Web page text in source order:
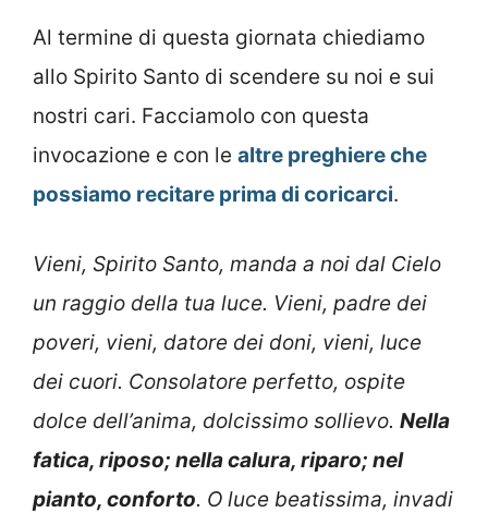
Al termine di questa giornata chiediamo
allo Spirito Santo di scendere su noi e sui
nostri cari. Facciamolo con questa
invocazione e con le altre preghiere che
possiamo recitare prima di coricarci.
Vieni, Spirito Santo, manda a noi dal Cielo
un raggio della tua luce. Vieni, padre dei
poveri, vieni, datore dei doni, vieni, luce
dei cuori. Consolatore perfetto, ospite
dolce dell’anima, dolcissimo sollievo. Nella
fatica, riposo; nella calura, riparo; nel
pianto, conforto. O luce beatissima, invadi